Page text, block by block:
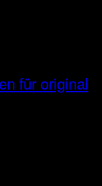
für original